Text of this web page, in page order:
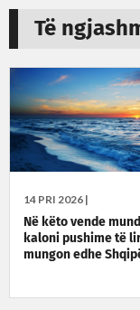
Të
14 PRI 2026 |
Në këto vende
kaloni pushime të
mungon edhe